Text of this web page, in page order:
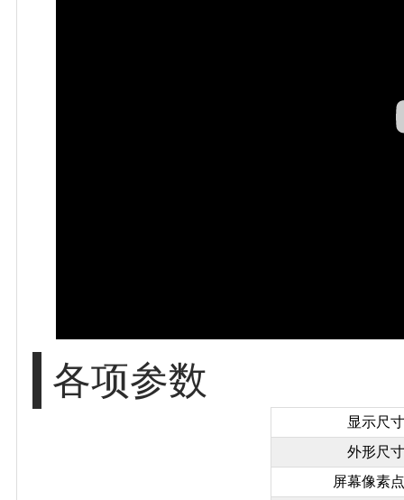
各项参数
显示尺寸
外形尺寸
屏幕像素